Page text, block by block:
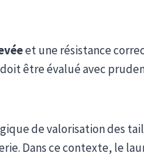
et une résistance
être évalué avec
de valorisation des
Dans ce contexte, le